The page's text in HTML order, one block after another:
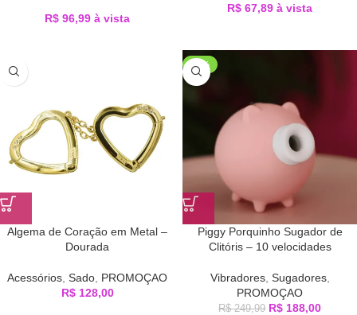
R$ 96,99 à vista
R$ 67,89 à vista
Algema de Coração em Metal –
Dourada
Acessórios Sado PROMOÇAO
R$128,00
-25%
Piggy Porquinho Sugador de
Clitóris – 10 velocidades
Vibradores, Sugadores,
PROMOÇAO
R$249,99 R$ 188,00